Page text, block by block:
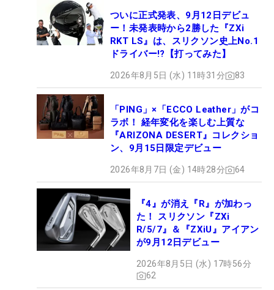
ついに正式発表、9月12日デビュ
ー！未発表時から2勝した『ZXi
RKT LS』は、スリクソン史上No.1
ドライバー!?【打ってみた】
2026年8月5日 (水) 11時31分 83
「PING」×「ECCO Leather」がコ
ラボ！ 経年変化を楽しむ上質な
『ARIZONA DESERT』コレクショ
ン、9月15日限定デビュー
2026年8月7日 (金) 14時28分 64
『4』が消え『R』が加わっ
た！ スリクソン『ZXi
R/5/7』＆『ZXiU』アイアン
が9月12日デビュー
2026年8月5日 (水) 17時56分
62